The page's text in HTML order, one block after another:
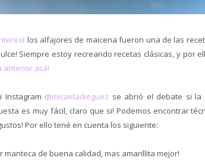
los alfajores de maicena fueron una de las
Siempre estoy recreando recetas clásicas, y por
anterior acá!
Instagram @micaeladieguez se abrió el debate si la
es muy fácil, claro que si! Podemos encontrar
Por ello tené en cuenta los siguiente:
manteca de buena calidad, mas amarillita mejor!